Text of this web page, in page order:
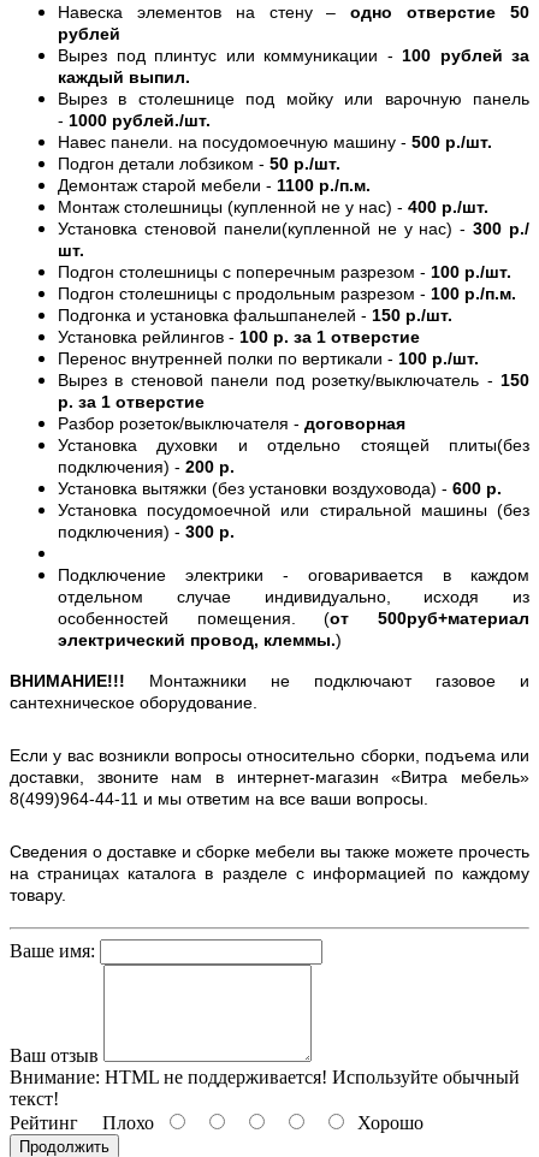
Навеска элементов на стену –одно отверстие 50
рублей
Вырез под плинтус или коммуникации - 100 рублей за
каждый выпил.
Вырез в столешнице под мойку или варочную панель
- 1000 рублей./шт.
Навес панели. на посудомоечную машину - 500 р./шт.
Подгон детали лобзиком - 50 р./шт.
Демонтаж старой мебели - 1100 р./п.м.
Монтаж столешницы (купленной не у нас) - 400 р./шт.
Установка стеновой панели(купленной не у нас) -300 р./
шт.
Подгон столешницы с поперечным разрезом - 100 р./шт.
Подгон столешницы с продольным разрезом - 100 р./п.м.
Подгонка и установка фальшпанелей - 150 р./шт.
Установка рейлингов - 100 р. за 1 отверстие
Перенос внутренней полки по вертикали - 100 р./шт.
Вырез в стеновой панели под розетку/выключатель - 150
р. за 1 отверстие
Разбор розеток/выключателя - договорная
Установка духовки и отдельно стоящей плиты(без
подключения) - 200 р.
Установка вытяжки (без установки воздуховода) - 600 р.
Установка посудомоечной или стиральной машины (без
подключения) - 300 р.
Подключение электрики - оговаривается в каждом
отдельном случае индивидуально, исходя из
особенностей помещения. (от 500руб+материал
электрический провод, клеммы.)
ВНИМАНИЕ!!! Монтажники не подключают газовое и
сантехническое оборудование.
Если у вас возникли вопросы относительно сборки, подъема или
доставки, звоните нам в интернет-магазин «Витра мебель»
8(499)964-44-11 и мы ответим на все ваши вопросы.
Сведения о доставке и сборке мебели вы также можете прочесть
на страницах каталога в разделе с информацией по каждому
товару.
Ваше имя:
Ваш отзыв
Внимание: HTML не поддерживается! Используйте обычный
текст!
Рейтинг Плохо Хорошо
Продолжить